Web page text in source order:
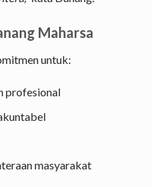
Maharsa
untuk:
profesional
masyarakat